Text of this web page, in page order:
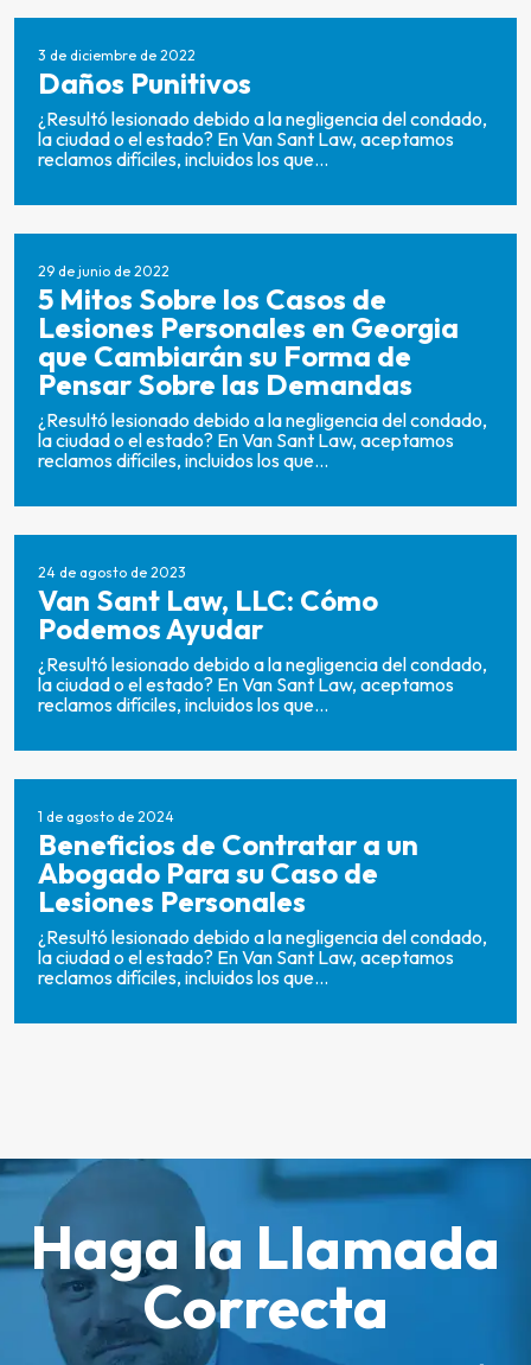
3 de diciembre de 2022
Daños Punitivos
¿Resultó lesionado debido a la negligencia del condado,
la ciudad o el estado? En Van Sant Law, aceptamos
reclamos difíciles, incluidos los que...
29 de junio de 2022
5 Mitos Sobre los Casos de
Lesiones Personales en Georgia
que Cambiarán su Forma de
Pensar Sobre las Demandas
¿Resultó lesionado debido a la negligencia del condado,
la ciudad o el estado? En Van Sant Law, aceptamos
reclamos difíciles, incluidos los que...
24 de agosto de 2023
Van Sant Law, LLC: Cómo
Podemos Ayudar
¿Resultó lesionado debido a la negligencia del condado,
la ciudad o el estado? En Van Sant Law, aceptamos
reclamos difíciles, incluidos los que...
1 de agosto de 2024
Beneficios de Contratar a un
Abogado Para su Caso de
Lesiones Personales
¿Resultó lesionado debido a la negligencia del condado,
la ciudad o el estado? En Van Sant Law, aceptamos
reclamos difíciles, incluidos los que...
Haga la Llamada
Correcta